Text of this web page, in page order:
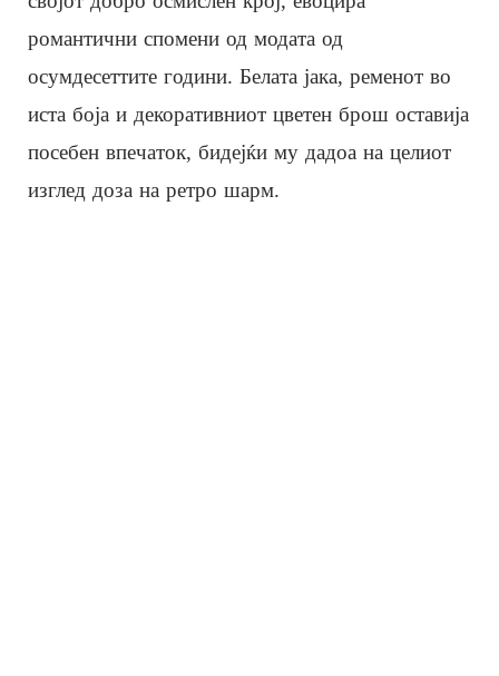
романтични спомени од модата од
осумдесеттите години. Белата јака, ременот во
иста боја и декоративниот цветен брош оставија
посебен впечаток, бидејќи му дадоа на целиот
изглед доза на ретро шарм.